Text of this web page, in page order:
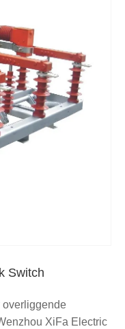
Switch
overliggende
XiFa Electric